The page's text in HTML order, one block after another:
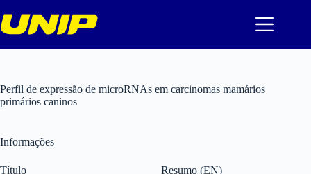
para
o
Perfil de expressão de microRNAs em carcinomas mamários
primários caninos
Informações
Título Resumo (EN)